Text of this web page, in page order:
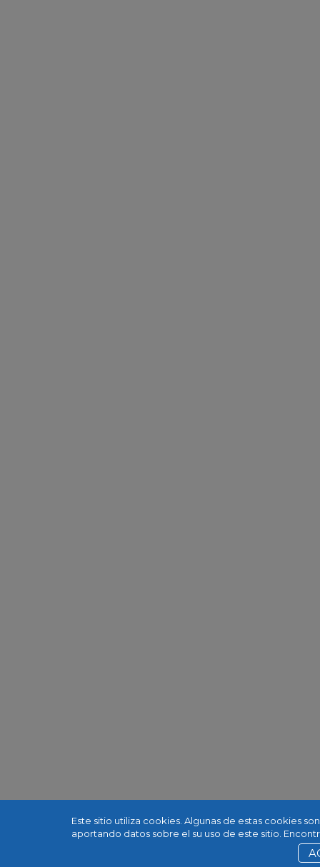
Este sitio utiliza cookies. Algunas de estas cookies
aportando datos sobre el su uso de este sitio.